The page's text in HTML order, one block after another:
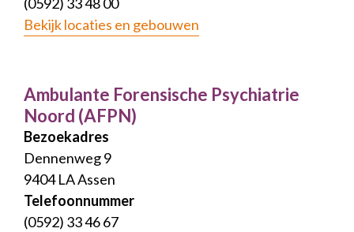
(0592) 33 48 00
Bekijk locaties en gebouwen
Ambulante Forensische Psychiatrie
Noord (AFPN)
Bezoekadres
Dennenweg 9
9404 LA Assen
Telefoonnummer
(0592) 33 46 67